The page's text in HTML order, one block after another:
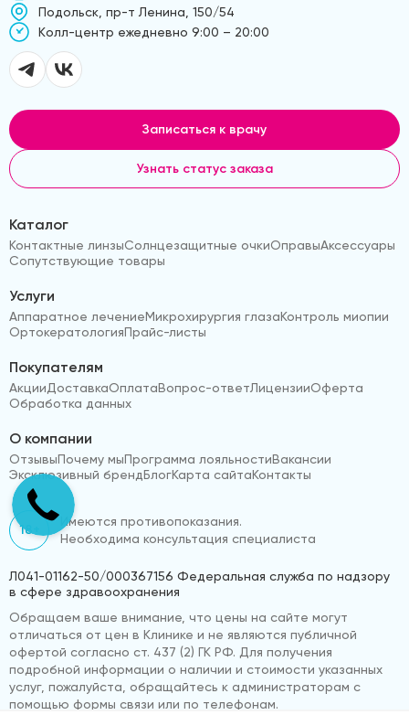
Подольск, пр-т Ленина, 150/54
Kолл-центр ежедневно 9:00 – 20:00
Записаться к врачу
Узнать статус заказа
Каталог
Контактные линзыСолнцезащитные очкиОправыАксессуары
Сопутствующие товары
Услуги
Аппаратное лечениеМикрохирургия глазаКонтроль миопии
ОртокератологияПрайс-листы
Покупателям
АкцииДоставкаОплатаВопрос-ответЛицензииОферта
Обработка данных
О компании
ОтзывыПочему мыПрограмма лояльностиВакансии
Эксклюзивный брендБлогКарта сайтаКонтакты
18+
Имеются противопоказания.
Необходима консультация специалиста
Л041-01162-50/000367156 Федеральная служба по надзору
в сфере здравоохранения
Обращаем ваше внимание, что цены на сайте могут
отличаться от цен в Клинике и не являются публичной
офертой согласно ст. 437 (2) ГК РФ. Для получения
подробной информации о наличии и стоимости указанных
услуг, пожалуйста, обращайтесь к администраторам с
помощью формы связи или по телефонам.